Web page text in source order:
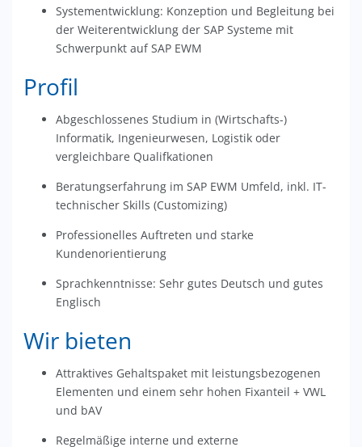
Systementwicklung: Konzeption und Begleitung bei
der Weiterentwicklung der SAP Systeme mit
Schwerpunkt auf SAP EWM
Profil
Abgeschlossenes Studium in (Wirtschafts-)
Informatik, Ingenieurwesen, Logistik oder
vergleichbare Qualifkationen
Beratungserfahrung im SAP EWM Umfeld, inkl. IT-
technischer Skills (Customizing)
Professionelles Auftreten und starke
Kundenorientierung
Sprachkenntnisse: Sehr gutes Deutsch und gutes
Englisch
Wir bieten
Attraktives Gehaltspaket mit leistungsbezogenen
Elementen und einem sehr hohen Fixanteil + VWL
und bAV
Regelmäßige interne und externe